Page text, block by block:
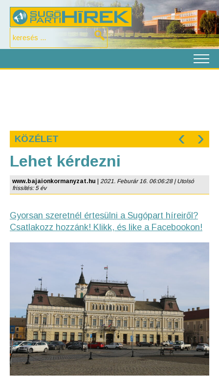
KÖZÉLET ‹ ›
Lehet kérdezni
www.bajaionkormanyzat.hu
2021. Feburár 16. 06:06:28 | Utolsó
frissítés: 5 év
Gyorsan szeretnél értesülni a Sugópart híreiről?
Csatlakozz hozzánk! Klikk, és like a Facebookon!